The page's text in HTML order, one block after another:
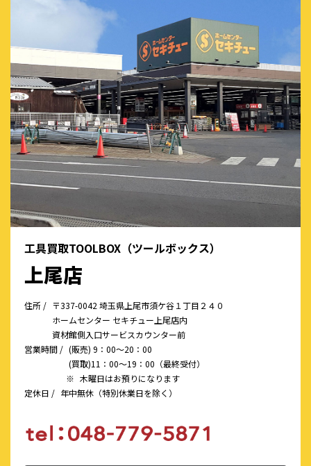
工具買取TOOLBOX（ツールボックス）
上尾店
住所 / 〒337-0042 埼玉県上尾市須ケ谷１丁目２４０
ホームセンター セキチュー上尾店内
資材館側入口サービスカウンター前
営業時間 / (販売) 9：00～20：00
(買取)11：00～19：00（最終受付）
※ 木曜日はお預りになります
定休日 / 年中無休（特別休業日を除く）